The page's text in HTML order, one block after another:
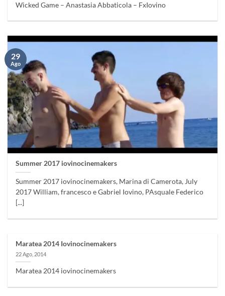
Wicked Game – Anastasia Abbaticola – FxIovino
Summer 2017 iovinocinemakers
Summer 2017 iovinocinemakers, Marina di Camerota, July
2017 William, francesco e Gabriel Iovino, PAsquale Federico
[...]
29
Ago
Maratea 2014 Iovinocinemakers
22 Ago, 2014
Maratea 2014 iovinocinemakers